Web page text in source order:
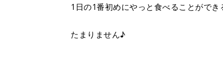
1日の1番初めにやっと食べることができ
たまりません♪